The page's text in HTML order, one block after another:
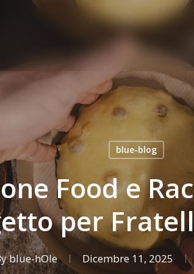
blue-blog
Food e
per
blue-hOle Dicembre 11, 2025